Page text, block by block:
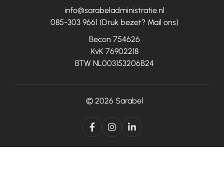
info@sarabeladministratie.nl
085-303 9661 (Druk bezet? Mail ons)
Becon 754626
KvK 76902218
BTW NL003153206B24
© 2026 Sarabel
  